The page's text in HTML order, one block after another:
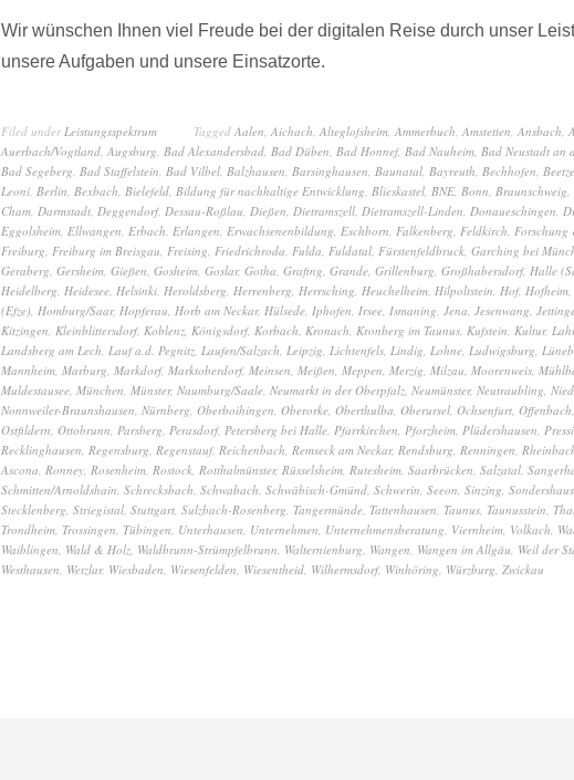
Wir wünschen Ihnen viel Freude bei der digitalen Reise durch unser
unsere Aufgaben und unsere Einsatzorte.
Filed underLeistungsspektrum Tagged Aalen, Aichach, Alteglofsheim, Ammerbuch, Amstetten, Ansbach,
Auerbach/Vogtland, Augsburg, Bad Alexandersbad, Bad Düben, Bad Honnef, Bad Nauheim, Bad Neustadt an
Bad Segeberg, Bad Staffelstein, Bad Vilbel, Balzhausen, Barsinghausen, Baunatal, Bayreuth, Bechhofen,
Leoni, Berlin, Bexbach, Bielefeld, Bildung für nachhaltige Entwicklung, Blieskastel, BNE, Bonn, Braunschweig,
Cham, Darmstadt, Deggendorf, Dessau-Roßlau, Dießen, Dietramszell, Dietramszell-Linden, Donaueschingen,
Eggolsheim, Ellwangen, Erbach, Erlangen, Erwachsenenbildung, Eschborn, Falkenberg, Feldkirch, Forschung
Freiburg, Freiburg im Breisgau, Freising, Friedrichroda, Fulda, Fuldatal, Fürstenfeldbruck, Garching bei
Geraberg, Gersheim, Gießen, Gosheim, Goslar, Gotha, Grafing, Grande, Grillenburg, Großhabersdorf, Halle
Heidelberg, Heidesee, Helsinki, Heroldsberg, Herrenberg, Herrsching, Heuchelheim, Hilpoltstein, Hof, Hofheim,
(Efze), Homburg/Saar, Hopferau, Horb am Neckar, Hülsede, Iphofen, Irsee, Ismaning, Jena, Jesenwang,
Kitzingen, Kleinblittersdorf, Koblenz, Königsdorf, Korbach, Kronach, Kronberg im Taunus, Kufstein, Kultur, Lahr
Landsberg am Lech, Lauf a.d. Pegnitz, Laufen/Salzach, Leipzig, Lichtenfels, Lindig, Lohne, Ludwigsburg,
Mannheim, Marburg, Markdorf, Marktoberdorf, Meinsen, Meißen, Meppen, Merzig, Milzau, Moorenweis,
Muldestausee, München, Münster, Naumburg/Saale, Neumarkt in der Oberpfalz, Neumünster, Neutraubling,
Nonnweiler-Braunshausen, Nürnberg, Oberboihingen, Oberorke, Oberthulba, Oberursel, Ochsenfurt, Offenbach,
Ostfildern, Ottobrunn, Parsberg, Perasdorf, Petersberg bei Halle, Pfarrkirchen, Pforzheim, Plüdershausen,
Recklinghausen, Regensburg, Regenstauf, Reichenbach, Remseck am Neckar, Rendsburg, Renningen,
Ascona, Ronney, Rosenheim, Rostock, Rotthalmünster, Rüsselsheim, Rutesheim, Saarbrücken, Salzatal,
Schmitten/Arnoldshain, Schrecksbach, Schwabach, Schwäbisch-Gmünd, Schwerin, Seeon, Sinzing,
Stecklenberg, Striegistal, Stuttgart, Sulzbach-Rosenberg, Tangermünde, Tattenhausen, Taunus, Taunusstein,
Trondheim, Trossingen, Tübingen, Unterhausen, Unternehmen, Unternehmensberatung, Viernheim, Volkach,
Waiblingen, Wald & Holz, Waldbrunn-Strümpfelbrunn, Walternienburg, Wangen, Wangen im Allgäu, Weil der
Westhausen, Wetzlar, Wiesbaden, Wiesenfelden, Wiesentheid, Wilhermsdorf, Winhöring, Würzburg, Zwickau